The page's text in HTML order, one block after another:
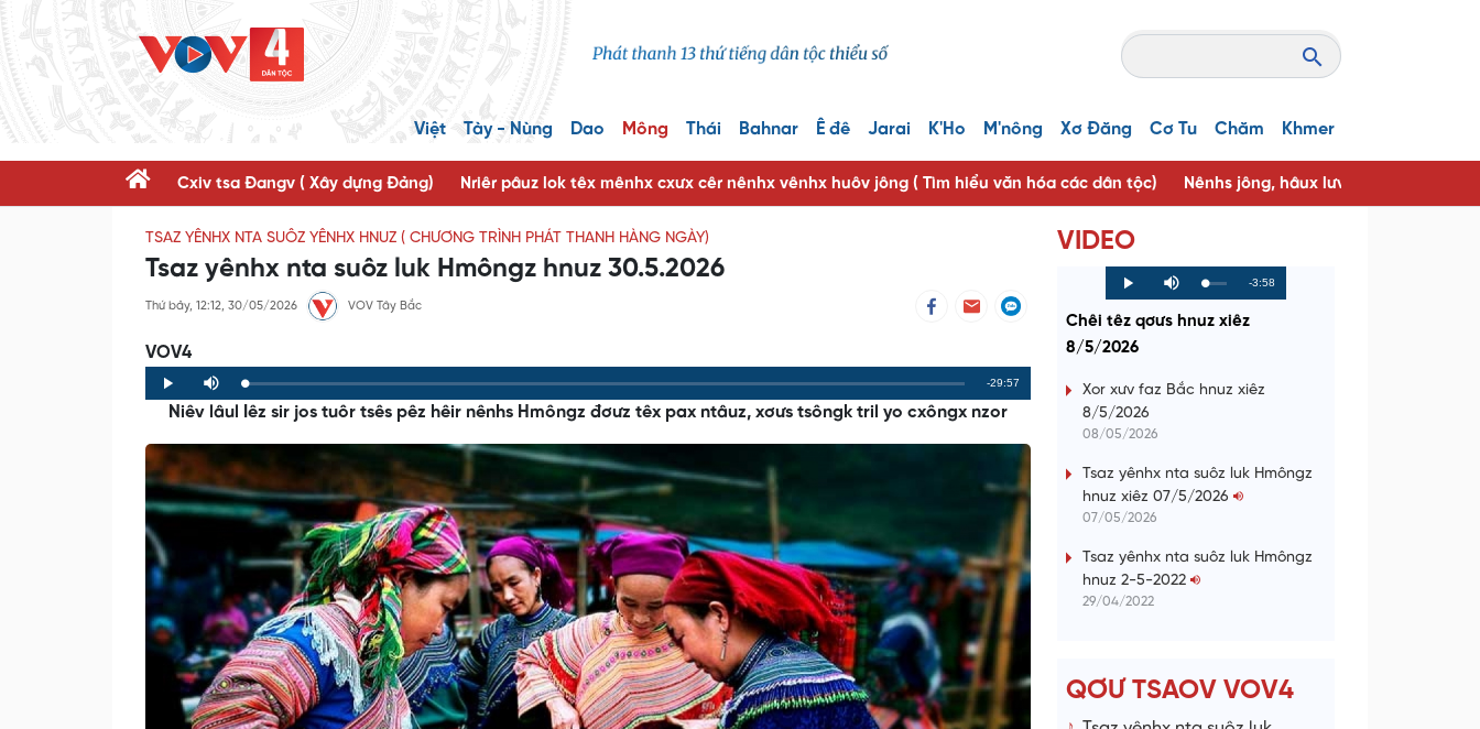
Việt Tày - Nùng Dao Mông Thái Bahnar Ê đê Jarai K'Ho M'nông Xơ Đăng Cơ Tu Chăm Khmer
Cxiv tsa Đangv ( Xây dựng Đảng) Nriêr pâuz lok têx mênhx cxưx cêr nênhx vênhx huôv jông ( Tìm hiểu văn hóa các dân tộc) Nênhs jông, hâux lưv jông ( Người
TSAZ YÊNHX NTA SUÔZ YÊNHX HNUZ ( CHƯƠNG TRÌNH PHÁT THANH HÀNG NGÀY)
Tsaz yênhx nta suôz luk Hmôngz hnuz 30.5.2026
Thứ bảy, 12:12, 30/05/2026 VOV Tây Bắc
VOV4
Play Mute Loaded:
0%
Progress:
0%
Remaining
Time
-29:57
Niêv lâul Iêz sir jos tuôr tsês pêz hêir nênhs Hmôngz đơưz têx pax ntâuz, xơưs tsôngk tril yo cxôngx nzor
VIDEO
P
l
y
M
u
e
L
o
d
P
r
g
0
%
R
e
a
i
e
-3:58
Chêi têz qơưs hnuz xiêz
8/5/2026
Xor xưv faz Bắc hnuz xiêz
8/5/2026
08/05/2026
Tsaz yênhx nta suôz luk Hmôngz
hnuz xiêz 07/5/2026
07/05/2026
Tsaz yênhx nta suôz luk Hmôngz
hnuz 2-5-2022
29/04/2022
QƠƯ TSAOV VOV4